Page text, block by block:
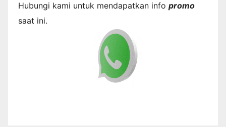
Hubungi kami untuk mendapatkan info promo
saat ini.